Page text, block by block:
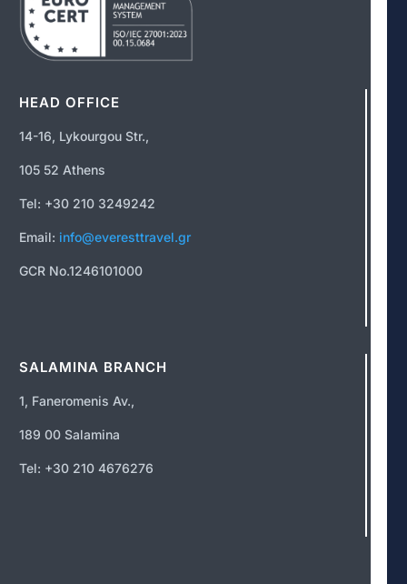
HEAD OFFICE
14-16, Lykourgou Str.,
105 52 Athens
Tel: +30 210 3249242
Email: info@everesttravel.gr
GCR No.1246101000
SALAMINA BRANCH
1, Faneromenis Av.,
189 00 Salamina
Tel: +30 210 4676276